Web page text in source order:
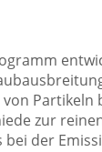
Partikeln
zur
der